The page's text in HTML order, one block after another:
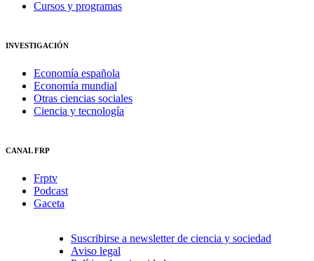
Cursos y programas
INVESTIGACIÓN
Economía española
Economía mundial
Otras ciencias sociales
Ciencia y tecnología
CANAL FRP
Frptv
Podcast
Gaceta
Suscribirse a newsletter de ciencia y sociedad
Aviso legal